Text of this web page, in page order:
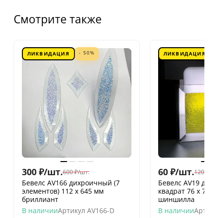
Смотрите также
ЛИКВИДАЦИЯ - 50%
300 ₽/шт.600 ₽/шт.
Бевелс AV166 дихроичный (7
элементов) 112 х 645 мм
бриллиант
В наличииАртикул AV166-D
ЛИКВИДАЦИЯ
60 ₽/шт.120
Бевелс AV19
квадрат 76 х 76
шиншилла
В наличии